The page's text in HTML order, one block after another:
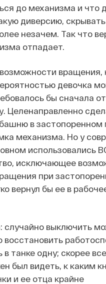
до механизма и что
диверсию,
незачем. Так что
отпадает.
вращения,
девочка
бы сначала
Целенаправленно
башню в застопоренном
механизма. Но у
использовались
исключающее
при
вернул бы ее в
случайно выключить
танке одну; скорее
был видеть, к каким
и ее отца крайне